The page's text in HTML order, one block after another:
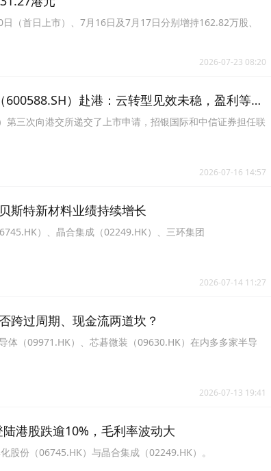
（首日上市）、7月16日及7月17日分别增持162.82万股、
2026-07-23 08:20
600588.SH）赴港：云转型见效未稳，盈利等待
三次向港交所递交了上市申请，招银国际和中信证券担任联
2026-07-16 14:57
斯特新材料业绩持续增长
）、晶合集成（02249.HK）、三环集团
2026-07-14 11:27
跨过周期、现金流两道坎？
体（09971.HK）、芯碁微装（09630.HK）在内多多家半导
2026-07-13 19:41
港股跌逾10%，毛利率波动大
份（06745.HK）与晶合集成（02249.HK）。